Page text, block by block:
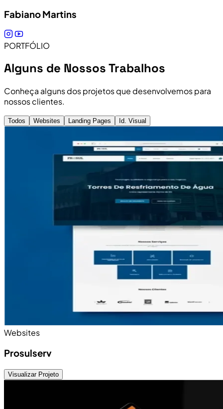
Fabiano Martins
PORTFÓLIO
Alguns de Nossos Trabalhos
Conheça alguns dos projetos que desenvolvemos para
nossos clientes.
Todos Websites Landing Pages Id. Visual
Websites
Prosulserv
Visualizar Projeto